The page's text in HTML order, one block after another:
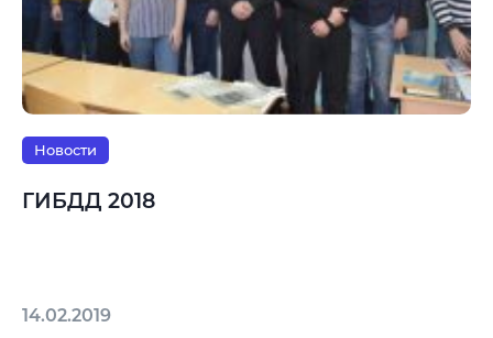
Новости
ГИБДД 2018
14.02.2019